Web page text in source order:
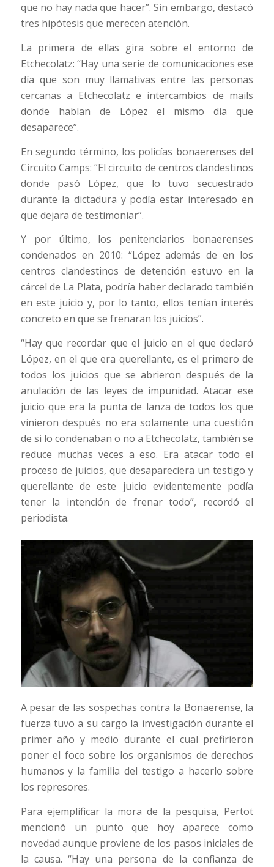
que no hay nada que hacer”. Sin embargo, destacó
tres hipótesis que merecen atención.
La primera de ellas gira sobre el entorno de
Etchecolatz: “Hay una serie de comunicaciones ese
día que son muy llamativas entre las personas
cercanas a Etchecolatz e intercambios de mails
donde hablan de López el mismo día que
desaparece”.
En segundo término, los policías bonaerenses del
Circuito Camps: “El circuito de centros clandestinos
donde pasó López, que lo tuvo secuestrado
durante la dictadura y podía estar interesado en
que dejara de testimoniar”.
Y por último, los penitenciarios bonaerenses
condenados en 2010: “López además de en los
centros clandestinos de detención estuvo en la
cárcel de La Plata, podría haber declarado también
en este juicio y, por lo tanto, ellos tenían interés
concreto en que se frenaran los juicios”.
“Hay que recordar que el juicio en el que declaró
López, en el que era querellante, es el primero de
todos los juicios que se abrieron después de la
anulación de las leyes de impunidad. Atacar ese
juicio que era la punta de lanza de todos los que
vinieron después no era solamente una cuestión
de si lo condenaban o no a Etchecolatz, también se
reduce muchas veces a eso. Era atacar todo el
proceso de juicios, que desapareciera un testigo y
querellante de este juicio evidentemente podía
tener la intención de frenar todo”, recordó el
periodista.
A pesar de las sospechas contra la Bonaerense, la
fuerza tuvo a su cargo la investigación durante el
primer año y medio durante el cual prefirieron
poner el foco sobre los organismos de derechos
humanos y la familia del testigo a hacerlo sobre
los represores.
Para ejemplificar la mora de la pesquisa, Pertot
mencionó un punto que hoy aparece como
novedad aunque proviene de los pasos iniciales de
la causa. “Hay una persona de la confianza de